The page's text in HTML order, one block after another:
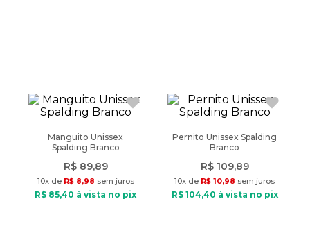
Manguito Unissex
Spalding Branco
R$ 89,89
10x de R$ 8,98 sem juros
R$ 85,40 à vista no pix
Pernito Unissex Spalding
Branco
R$ 109,89
10x de R$ 10,98 sem juros
R$ 104,40 à vista no pix